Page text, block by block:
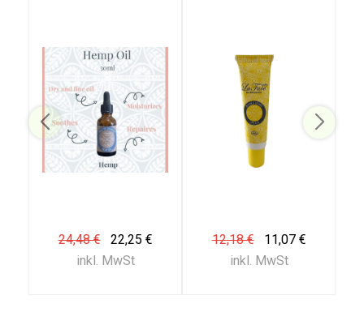
24,48 €
22,25 €
inkl. MwSt
12,18 €
11,07 €
inkl. MwSt